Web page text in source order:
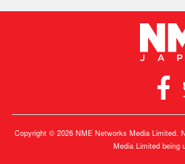
Copyright © 2026 NME Networks Media Limited.
Media Limited being